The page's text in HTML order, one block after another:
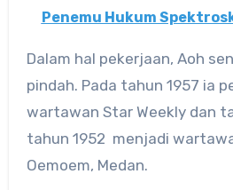
Penemu Hukum
Dalam hal pekerjaan, Aoh
pindah. Pada tahun 1957 ia
wartawan Star Weekly dan
tahun 1952 menjadi
Oemoem, Medan.